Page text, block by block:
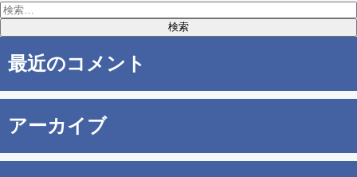
検
索:
最近のコメント
アーカイブ